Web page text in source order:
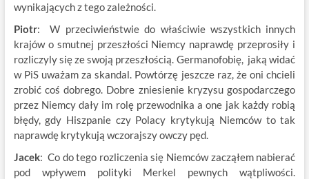
wynikających z tego zależności.
Piotr: W przeciwieństwie do właściwie wszystkich innych
krajów o smutnej przeszłości Niemcy naprawdę przeprosiły i
rozliczyly się ze swoją przeszłością. Germanofobię, jaką widać
w PiS uważam za skandal. Powtórzę jeszcze raz, że oni chcieli
zrobić coś dobrego. Dobre zniesienie kryzysu gospodarczego
przez Niemcy dały im rolę przewodnika a one jak każdy robią
błędy, gdy Hiszpanie czy Polacy krytykują Niemców to tak
naprawdę krytykują wczorajszy owczy pęd.
Jacek: Co do tego rozliczenia się Niemców zacząłem nabierać
pod wpływem polityki Merkel pewnych wątpliwości.